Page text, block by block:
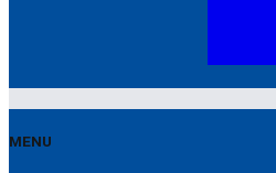
MENU